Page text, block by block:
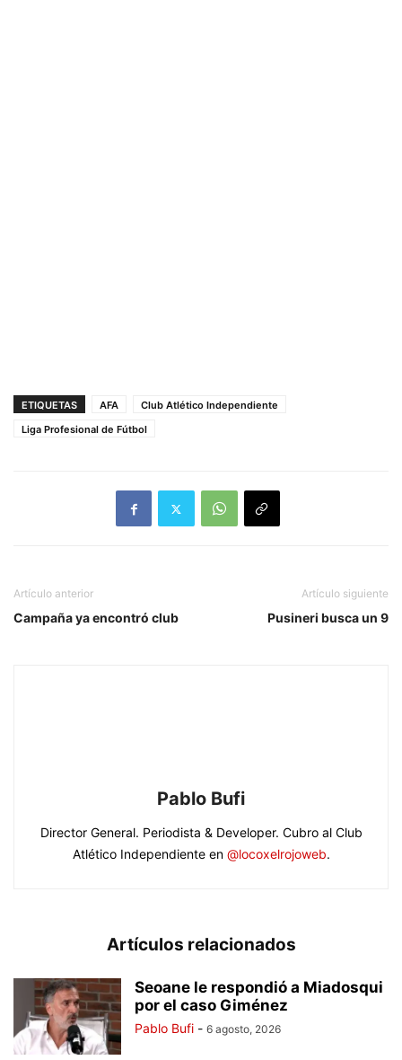
ETIQUETAS AFA
Club Atlético Independiente
Liga Profesional de Fútbol
Artículo anterior
Campaña ya encontró club
Artículo siguiente
Pusineri busca un 9
Pablo Bufi
Director General. Periodista & Developer. Cubro al Club
Atlético Independiente en @locoxelrojoweb.
Artículos relacionados
Seoane le respondió a Miadosqui
por el caso Giménez
Pablo Bufi - 6 agosto, 2026